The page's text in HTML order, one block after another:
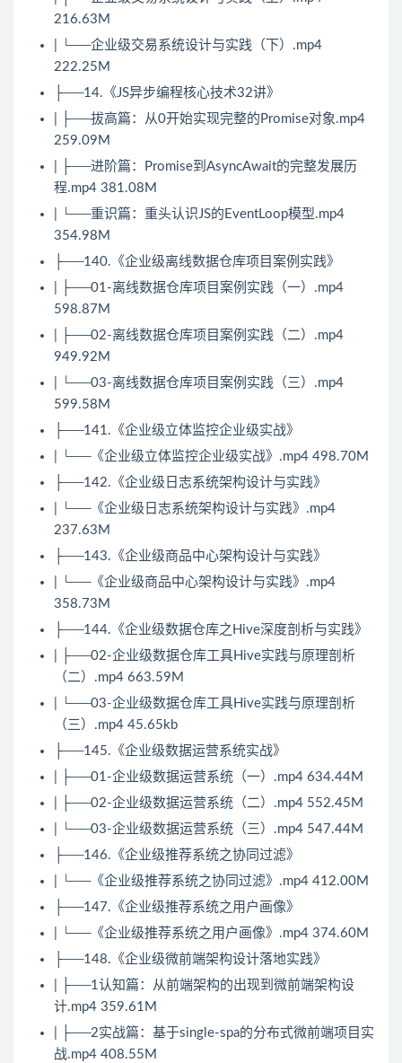
216.63M
| └──企业级交易系统设计与实践（下）.mp4
222.25M
├──14.《JS异步编程核心技术32讲》
| ├──拔高篇：从0开始实现完整的Promise对象.mp4
259.09M
| ├──进阶篇：Promise到AsyncAwait的完整发展历
程.mp4 381.08M
| └──重识篇：重头认识JS的EventLoop模型.mp4
354.98M
├──140.《企业级离线数据仓库项目案例实践》
| ├──01-离线数据仓库项目案例实践（一）.mp4
598.87M
| ├──02-离线数据仓库项目案例实践（二）.mp4
949.92M
| └──03-离线数据仓库项目案例实践（三）.mp4
599.58M
├──141.《企业级立体监控企业级实战》
| └──《企业级立体监控企业级实战》.mp4 498.70M
├──142.《企业级日志系统架构设计与实践》
| └──《企业级日志系统架构设计与实践》.mp4
237.63M
├──143.《企业级商品中心架构设计与实践》
| └──《企业级商品中心架构设计与实践》.mp4
358.73M
├──144.《企业级数据仓库之Hive深度剖析与实践》
| ├──02-企业级数据仓库工具Hive实践与原理剖析
（二）.mp4 663.59M
| └──03-企业级数据仓库工具Hive实践与原理剖析
（三）.mp4 45.65kb
├──145.《企业级数据运营系统实战》
| ├──01-企业级数据运营系统（一）.mp4 634.44M
| ├──02-企业级数据运营系统（二）.mp4 552.45M
| └──03-企业级数据运营系统（三）.mp4 547.44M
├──146.《企业级推荐系统之协同过滤》
| └──《企业级推荐系统之协同过滤》.mp4 412.00M
├──147.《企业级推荐系统之用户画像》
| └──《企业级推荐系统之用户画像》.mp4 374.60M
├──148.《企业级微前端架构设计落地实践》
| ├──1认知篇：从前端架构的出现到微前端架构设
计.mp4 359.61M
| ├──2实战篇：基于single-spa的分布式微前端项目实
战.mp4 408.55M